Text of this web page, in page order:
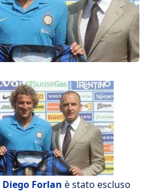
Diego Forlan è stato escluso